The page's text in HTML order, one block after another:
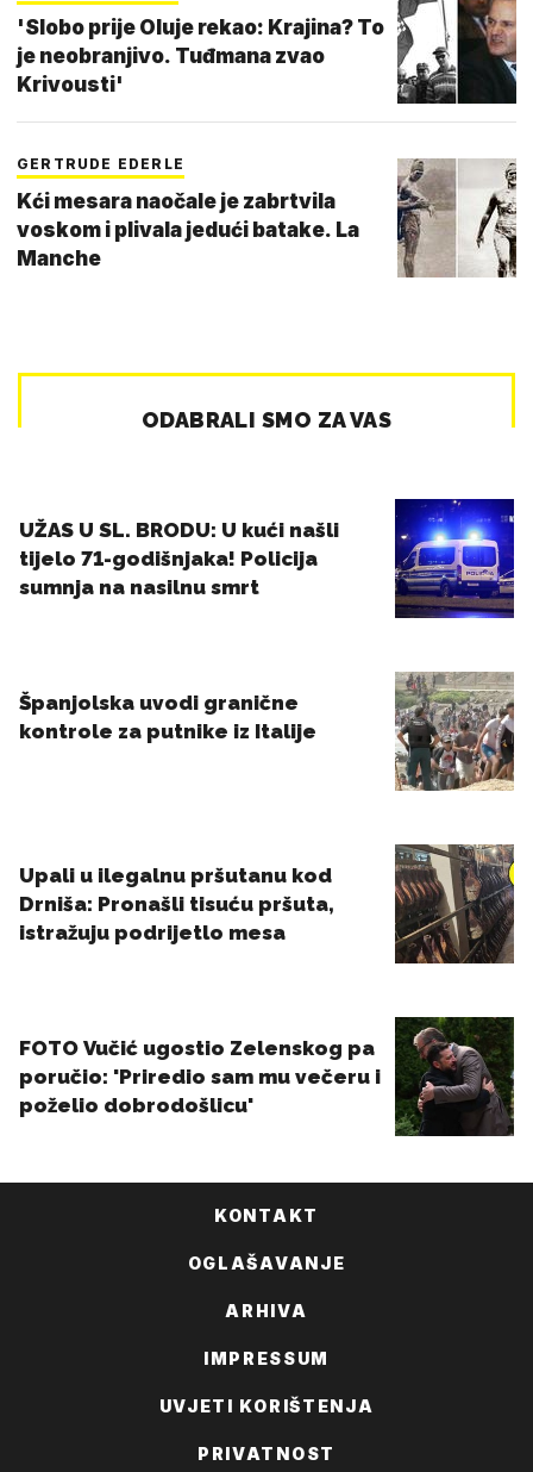
'Slobo prije Oluje rekao: Krajina? To
je neobranjivo. Tuđmana zvao
Krivousti'
GERTRUDE EDERLE
Kći mesara naočale je zabrtvila
voskom i plivala jedući batake. La
Manche
KONTAKT
OGLAŠAVANJE
ARHIVA
IMPRESSUM
UVJETI KORIŠTENJA
PRIVATNOST